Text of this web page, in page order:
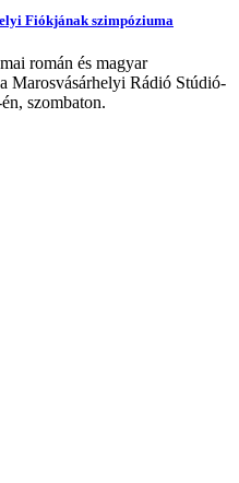
Fiókjának szimpóziuma
román és magyar
Marosvásárhelyi Rádió Stúdió-
szombaton.